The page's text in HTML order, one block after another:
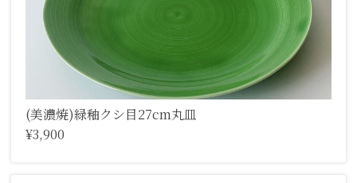
(美濃焼)緑釉クシ目27cm丸皿
¥3,900